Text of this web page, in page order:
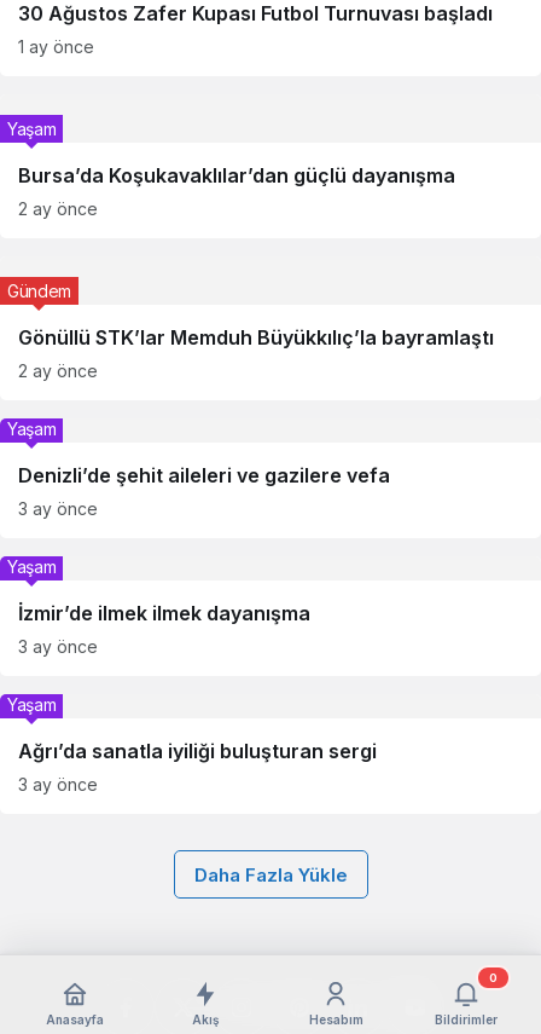
30 Ağustos Zafer Kupası Futbol Turnuvası başladı
1 ay önce
Bursa’da Koşukavaklılar’dan güçlü dayanışma
Yaşam
2 ay önce
Gönüllü STK’lar Memduh Büyükkılıç’la bayramlaştı
Gündem
2 ay önce
Denizli’de şehit aileleri ve gazilere vefa
Yaşam
3 ay önce
İzmir’de ilmek ilmek dayanışma
Yaşam
3 ay önce
Ağrı’da sanatla iyiliği buluşturan sergi
Yaşam
3 ay önce
Daha Fazla Yükle
Anasayfa Akış Hesabım Bildirimler
0